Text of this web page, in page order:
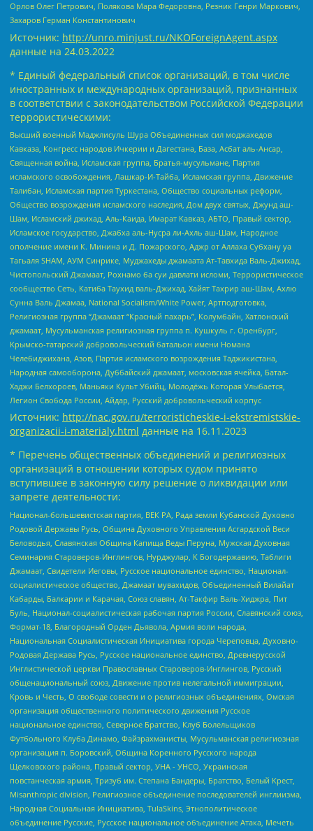
Орлов Олег Петрович, Полякова Мара Федоровна, Резник Генри Маркович,
Захаров Герман Константинович
Источник: http://unro.minjust.ru/NKOForeignAgent.aspx
данные на 24.03.2022
* Единый федеральный список организаций, в том числе
иностранных и международных организаций, признанных
в соответствии с законодательством Российской Федерации
террористическими:
Высший военный Маджлисуль Шура Объединенных сил моджахедов
Кавказа, Конгресс народов Ичкерии и Дагестана, База, Асбат аль-Ансар,
Священная война, Исламская группа, Братья-мусульмане, Партия
исламского освобождения, Лашкар-И-Тайба, Исламская группа, Движение
Талибан, Исламская партия Туркестана, Общество социальных реформ,
Общество возрождения исламского наследия, Дом двух святых, Джунд аш-
Шам, Исламский джихад, Аль-Каида, Имарат Кавказ, АБТО, Правый сектор,
Исламское государство, Джабха аль-Нусра ли-Ахль аш-Шам, Народное
ополчение имени К. Минина и Д. Пожарского, Аджр от Аллаха Субхану уа
Тагьаля SHAM, АУМ Синрике, Муджахеды джамаата Ат-Тавхида Валь-Джихад,
Чистопольский Джамаат, Рохнамо ба суи давлати исломи, Террористическое
сообщество Сеть, Катиба Таухид валь-Джихад, Хайят Тахрир аш-Шам, Ахлю
Сунна Валь Джамаа, National Socialism/White Power, Артподготовка,
Религиозная группа “Джамаат “Красный пахарь”, Колумбайн, Хатлонский
джамаат, Мусульманская религиозная группа п. Кушкуль г. Оренбург,
Крымско-татарский добровольческий батальон имени Номана
Челебиджихана, Азов, Партия исламского возрождения Таджикистана,
Народная самооборона, Дуббайский джамаат, московская ячейка, Батал-
Хаджи Белхороев, Маньяки Культ Убийц, Молодёжь Которая Улыбается,
Легион Свобода России, Айдар, Русский добровольческий корпус
Источник: http://nac.gov.ru/terroristicheskie-i-ekstremistskie-
organizacii-i-materialy.html данные на 16.11.2023
* Перечень общественных объединений и религиозных
организаций в отношении которых судом принято
вступившее в законную силу решение о ликвидации или
запрете деятельности:
Национал-большевистская партия, ВЕК РА, Рада земли Кубанской Духовно
Родовой Державы Русь, Община Духовного Управления Асгардской Веси
Беловодья, Славянская Община Капища Веды Перуна, Мужская Духовная
Семинария Староверов-Инглингов, Нурджулар, К Богодержавию, Таблиги
Джамаат, Свидетели Иеговы, Русское национальное единство, Национал-
социалистическое общество, Джамаат мувахидов, Объединенный Вилайат
Кабарды, Балкарии и Карачая, Союз славян, Ат-Такфир Валь-Хиджра, Пит
Буль, Национал-социалистическая рабочая партия России, Славянский союз,
Формат-18, Благородный Орден Дьявола, Армия воли народа,
Национальная Социалистическая Инициатива города Череповца, Духовно-
Родовая Держава Русь, Русское национальное единство, Древнерусской
Инглистической церкви Православных Староверов-Инглингов, Русский
общенациональный союз, Движение против нелегальной иммиграции,
Кровь и Честь, О свободе совести и о религиозных объединениях, Омская
организация общественного политического движения Русское
национальное единство, Северное Братство, Клуб Болельщиков
Футбольного Клуба Динамо, Файзрахманисты, Мусульманская религиозная
организация п. Боровский, Община Коренного Русского народа
Щелковского района, Правый сектор, УНА - УНСО, Украинская
повстанческая армия, Тризуб им. Степана Бандеры, Братство, Белый Крест,
Misanthropic division, Религиозное объединение последователей инглиизма,
Народная Социальная Инициатива, TulaSkins, Этнополитическое
объединение Русские, Русское национальное объединение Атака, Мечеть